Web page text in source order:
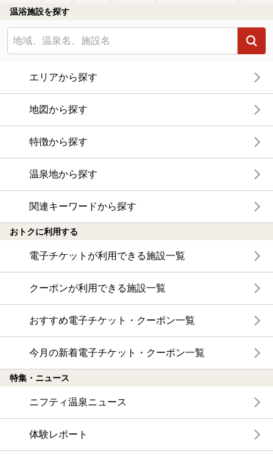
温浴施設を探す
エリアから探す
地図から探す
特徴から探す
温泉地から探す
関連キーワードから探す
おトクに利用する
電子チケットが利用できる施設一覧
クーポンが利用できる施設一覧
おすすめ電子チケット・クーポン一覧
今月の新着電子チケット・クーポン一覧
特集・ニュース
ニフティ温泉ニュース
体験レポート